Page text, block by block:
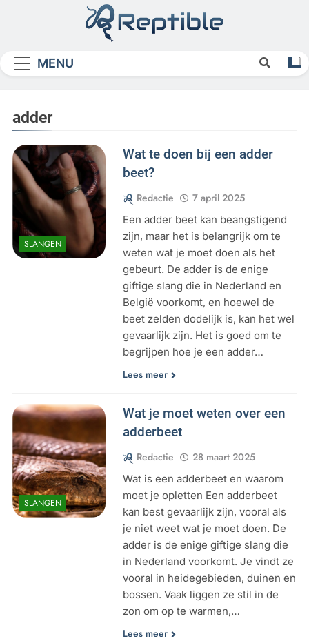
MENU
adder
SLANGEN
Wat te doen bij een adder
beet?
Redactie 7 april 2025
Een adder beet kan beangstigend
zijn, maar het is belangrijk om te
weten wat je moet doen als het
gebeurt. De adder is de enige
giftige slang die in Nederland en
België voorkomt, en hoewel de
beet zelden dodelijk is, kan het wel
gevaarlijk zijn. Het is goed om te
begrijpen hoe je een adder…
Lees meer
SLANGEN
Wat je moet weten over een
adderbeet
Redactie 28 maart 2025
Wat is een adderbeet en waarom
moet je opletten Een adderbeet
kan best gevaarlijk zijn, vooral als
je niet weet wat je moet doen. De
adder is de enige giftige slang die
in Nederland voorkomt. Je vindt ze
vooral in heidegebieden, duinen en
bossen. Vaak liggen ze stil in de
zon om op te warmen,…
Lees meer